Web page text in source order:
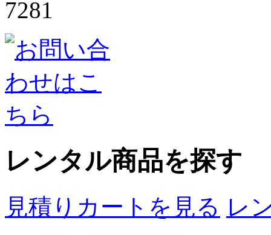
レンタル商品を探す
見積りカートを見る レ